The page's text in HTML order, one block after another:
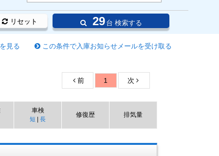
29 台 検索する
リセット
この条件で入庫お知らせメールを受け取る
見る
前 1 次
車検
短 | 長
修復歴 排気量